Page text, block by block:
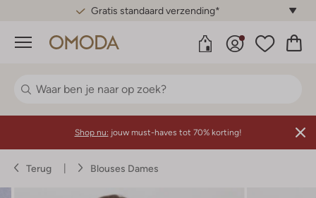
Gratis standaard verzending*
Menu
Shop nu: jouw must-haves tot 70% korting!
Terug Blouses Dames